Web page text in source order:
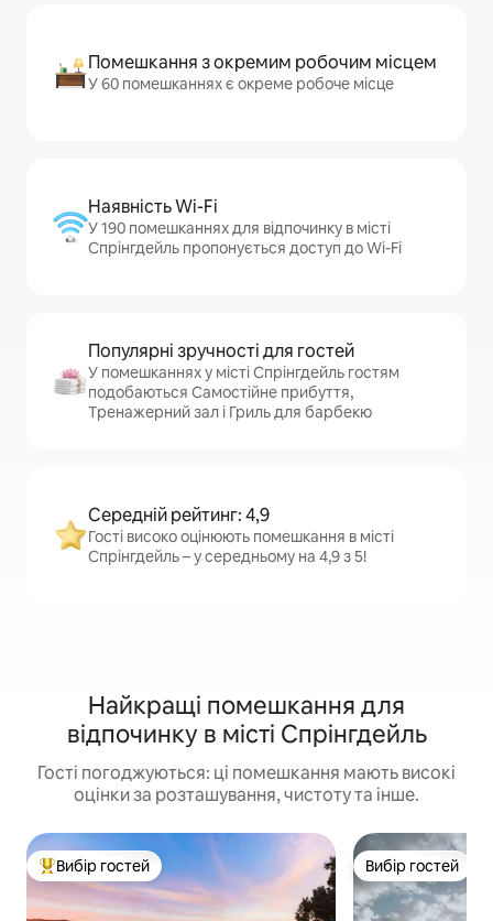
Помешкання з окремим робочим місцем
У 60 помешканнях є окреме робоче місце
Наявність Wi-Fi
У 190 помешканнях для відпочинку в місті
Спрінгдейль пропонується доступ до Wi-Fi
Популярні зручності для гостей
У помешканнях у місті Спрінгдейль гостям
подобаються Самостійне прибуття,
Тренажерний зал і Гриль для барбекю
Середній рейтинг: 4,9
Гості високо оцінюють помешкання в місті
Спрінгдейль – у середньому на 4,9 з 5!
Найкращі помешкання для
відпочинку в місті Спрінгдейль
Гості погоджуються: ці помешкання мають високі
оцінки за розташування, чистоту та інше.
Топ вибір гостей
Вибір гостей Вибір гостей
Вибір гостей